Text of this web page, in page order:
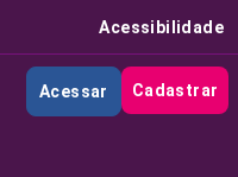
Acessibilidade
Acessar Cadastrar